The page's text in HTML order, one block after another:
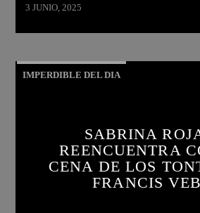
3 JUNIO, 2025
IMPERDIBLE DEL DIA
SABRINA
REENCUENTRA
CENA DE LOS
FRANCIS